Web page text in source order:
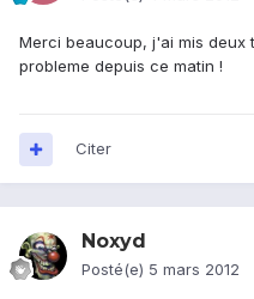
Merci beaucoup, j'ai mis
probleme depuis ce matin !
Citer
Noxyd
Posté(e) 5 mars 2012